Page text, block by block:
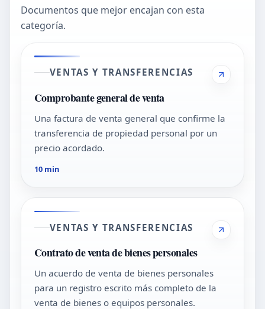
Documentos que mejor encajan con esta
categoría.
VENTAS Y TRANSFERENCIAS
Comprobante general de venta
Una factura de venta general que confirme la
transferencia de propiedad personal por un
precio acordado.
10 min
VENTAS Y TRANSFERENCIAS
Contrato de venta de bienes personales
Un acuerdo de venta de bienes personales
para un registro escrito más completo de la
venta de bienes o equipos personales.